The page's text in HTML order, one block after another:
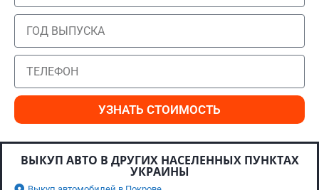
УЗНАТЬ СТОИМОСТЬ
ВЫКУП АВТО В ДРУГИХ НАСЕЛЕННЫХ ПУНКТАХ
УКРАИНЫ